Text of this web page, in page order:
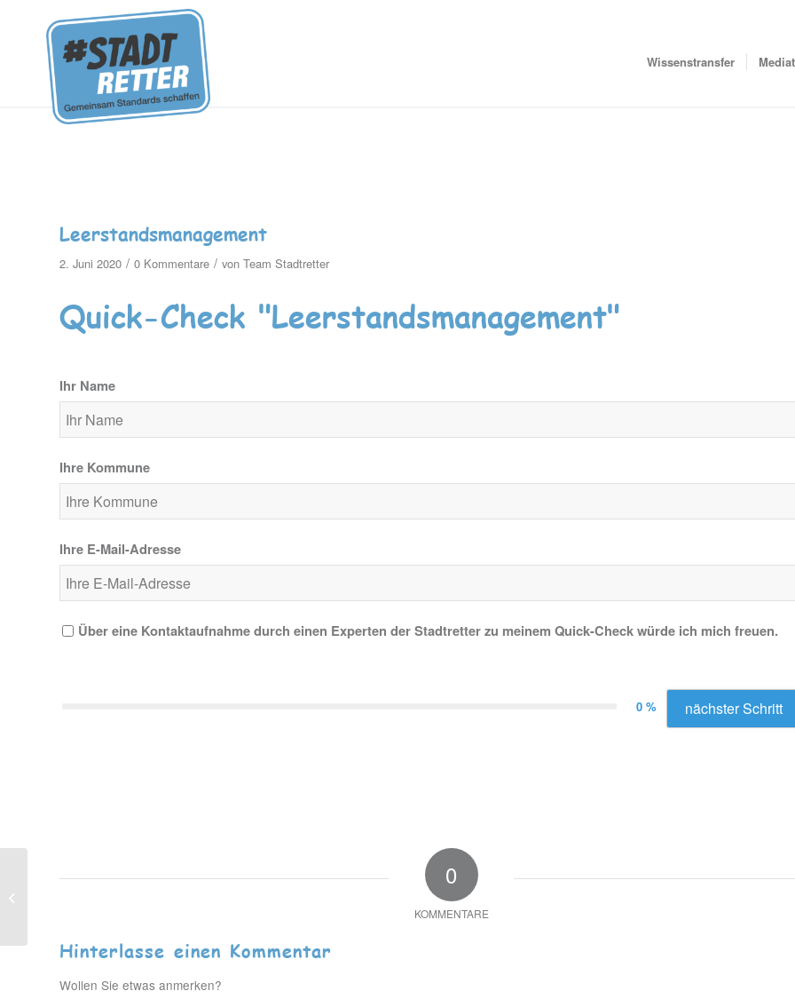
Wissenstransfer
Leerstandsmanagement
2. Juni 2020 / 0 Kommentare / von Team Stadtretter
Quick-Check "Leerstandsmanagement"
Ihr Name
Ihre Kommune
Ihre E-Mail-Adresse
Über eine Kontaktaufnahme durch einen Experten der Stadtretter zu meinem Quick-Check würde ich mich freuen.
0 % nächster Schritt
0
KOMMENTARE
Hinterlasse einen Kommentar
Wollen Sie etwas anmerken?